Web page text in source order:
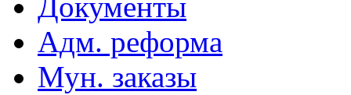
Адм. реформа
Мун. заказы